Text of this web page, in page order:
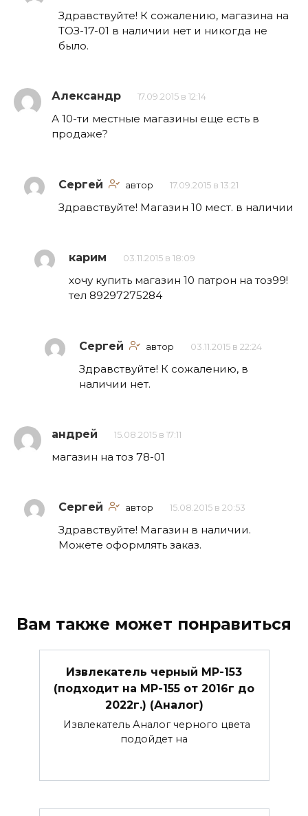
Здравствуйте! К сожалению, магазина на
ТОЗ-17-01 в наличии нет и никогда не
было.
Александр 17.09.2015 в 12:14
А 10-ти местные магазины еще есть в
продаже?
Сергей автор 17.09.2015 в 13:21
Здравствуйте! Магазин 10 мест. в наличии
карим 03.11.2015 в 18:09
хочу купить магазин 10 патрон на тоз99!
тел 89297275284
Сергей автор 03.11.2015 в 22:24
Здравствуйте! К сожалению, в
наличии нет.
андрей 15.08.2015 в 17:11
магазин на тоз 78-01
Сергей автор 15.08.2015 в 20:53
Здравствуйте! Магазин в наличии.
Можете оформлять заказ.
Вам также может понравиться
Извлекатель черный МР-153
(подходит на МР-155 от 2016г до
2022г.) (Аналог)
Извлекатель Аналог черного цвета
подойдет на